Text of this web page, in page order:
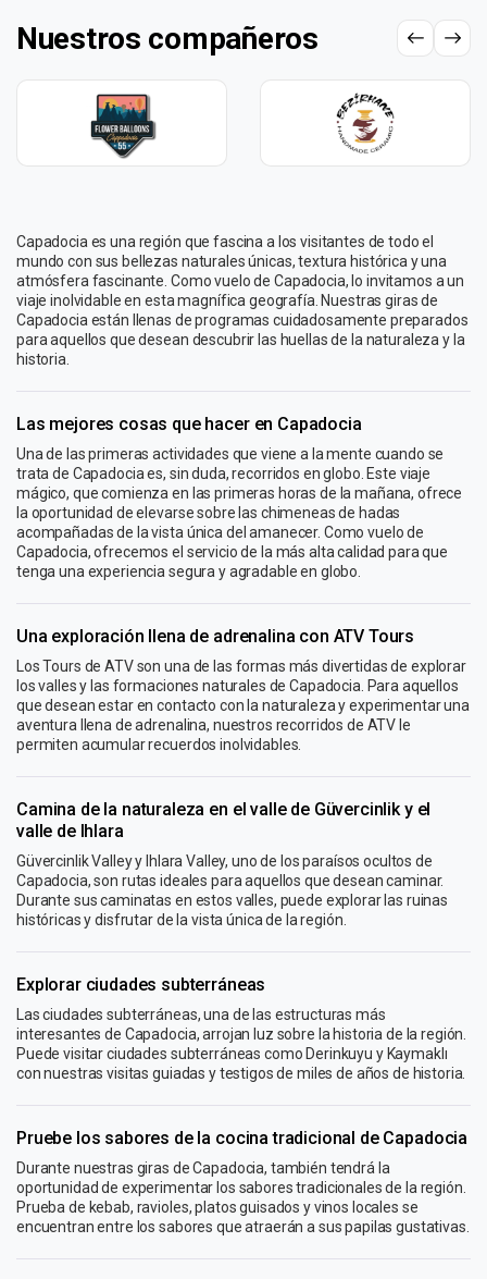
Nuestros compañeros
Capadocia es una región que fascina a los visitantes de todo el
mundo con sus bellezas naturales únicas, textura histórica y una
atmósfera fascinante. Como vuelo de Capadocia, lo invitamos a un
viaje inolvidable en esta magnífica geografía. Nuestras giras de
Capadocia están llenas de programas cuidadosamente preparados
para aquellos que desean descubrir las huellas de la naturaleza y la
historia.
Las mejores cosas que hacer en Capadocia
Una de las primeras actividades que viene a la mente cuando se
trata de Capadocia es, sin duda, recorridos en globo. Este viaje
mágico, que comienza en las primeras horas de la mañana, ofrece
la oportunidad de elevarse sobre las chimeneas de hadas
acompañadas de la vista única del amanecer. Como vuelo de
Capadocia, ofrecemos el servicio de la más alta calidad para que
tenga una experiencia segura y agradable en globo.
Una exploración llena de adrenalina con ATV Tours
Los Tours de ATV son una de las formas más divertidas de explorar
los valles y las formaciones naturales de Capadocia. Para aquellos
que desean estar en contacto con la naturaleza y experimentar una
aventura llena de adrenalina, nuestros recorridos de ATV le
permiten acumular recuerdos inolvidables.
Camina de la naturaleza en el valle de Güvercinlik y el
valle de Ihlara
Güvercinlik Valley y Ihlara Valley, uno de los paraísos ocultos de
Capadocia, son rutas ideales para aquellos que desean caminar.
Durante sus caminatas en estos valles, puede explorar las ruinas
históricas y disfrutar de la vista única de la región.
Explorar ciudades subterráneas
Las ciudades subterráneas, una de las estructuras más
interesantes de Capadocia, arrojan luz sobre la historia de la región.
Puede visitar ciudades subterráneas como Derinkuyu y Kaymaklı
con nuestras visitas guiadas y testigos de miles de años de historia.
Pruebe los sabores de la cocina tradicional de Capadocia
Durante nuestras giras de Capadocia, también tendrá la
oportunidad de experimentar los sabores tradicionales de la región.
Prueba de kebab, ravioles, platos guisados ​​y vinos locales se
encuentran entre los sabores que atraerán a sus papilas gustativas.